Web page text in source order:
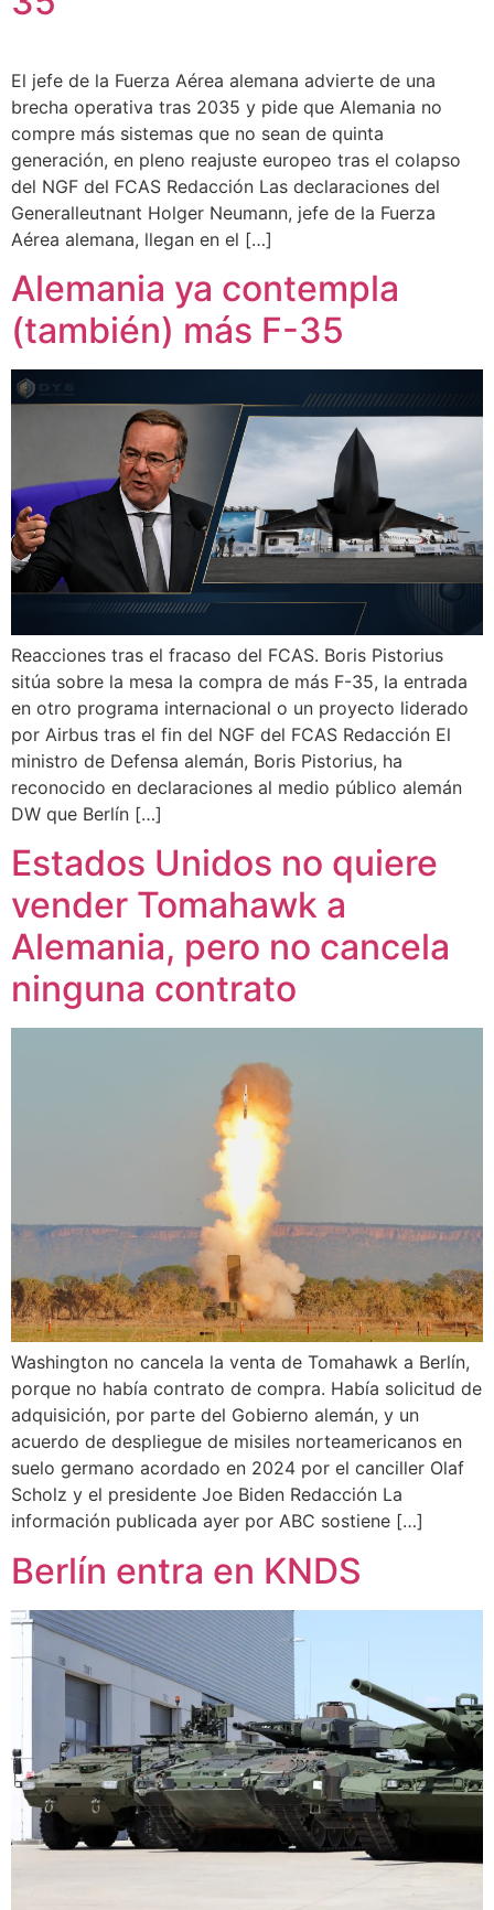
El jefe de la Fuerza Aérea alemana advierte de una
brecha operativa tras 2035 y pide que Alemania no
compre más sistemas que no sean de quinta
generación, en pleno reajuste europeo tras el colapso
del NGF del FCAS Redacción Las declaraciones del
Generalleutnant Holger Neumann, jefe de la Fuerza
Aérea alemana, llegan en el […]
Alemania ya contempla
(también) más F-35
Reacciones tras el fracaso del FCAS. Boris Pistorius
sitúa sobre la mesa la compra de más F-35, la entrada
en otro programa internacional o un proyecto liderado
por Airbus tras el fin del NGF del FCAS Redacción El
ministro de Defensa alemán, Boris Pistorius, ha
reconocido en declaraciones al medio público alemán
DW que Berlín […]
Estados Unidos no quiere
vender Tomahawk a
Alemania, pero no cancela
ninguna contrato
Washington no cancela la venta de Tomahawk a Berlín,
porque no había contrato de compra. Había solicitud de
adquisición, por parte del Gobierno alemán, y un
acuerdo de despliegue de misiles norteamericanos en
suelo germano acordado en 2024 por el canciller Olaf
Scholz y el presidente Joe Biden Redacción La
información publicada ayer por ABC sostiene […]
Berlín entra en KNDS